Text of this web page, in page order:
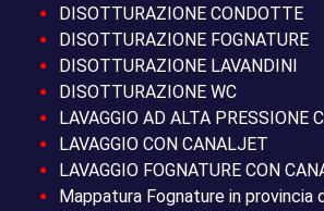
DISOTTURAZIONE CONDOTTE
DISOTTURAZIONE FOGNATURE
DISOTTURAZIONE LAVANDINI
DISOTTURAZIONE WC
LAVAGGIO AD ALTA PRESSIONE
LAVAGGIO CON CANALJET
LAVAGGIO FOGNATURE CON
Mappatura Fognature in provincia